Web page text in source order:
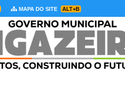
MAPA DO SITE ALT+B